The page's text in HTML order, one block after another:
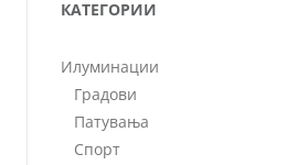
КАТЕГОРИИ
Илуминации
Градови
Патувања
Спорт